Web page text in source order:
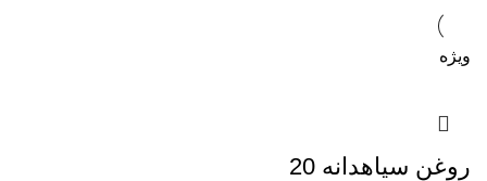
ویژه
روغن سیاهدانه 20